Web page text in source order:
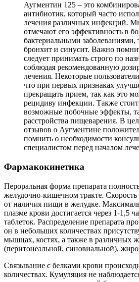
Аугментин 125 – это
антибиотик, который часто
лечения различных инфекций.
отмечают его эффективность в
бактериальными заболеваниями,
бронхит и синусит. Важно
следует принимать строго по
соблюдая рекомендованную
лечения. Некоторые
что при первых признаках
прекращать прием, так как это
рецидиву инфекции. Также
возможные побочные эффекты,
расстройства пищеварения. В
отзывов о Аугментине
помнить о необходимости
специалистом перед началом
Фармакокинетика
Пероральная форма препарата
желудочно-кишечном тракте. Скорость
от наличия пищи в желудке.
плазме крови достигается через 1-1,5
таблеток. Распределение препарата
он в небольших количествах
мышцах, костях, а также в различных
(перитонеальной, синовиальной),
Связывание с белками крови
количествах. Кумуляция не